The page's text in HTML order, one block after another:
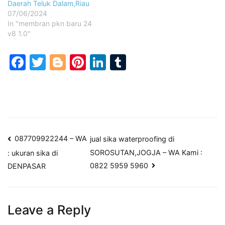
Daerah Teluk Dalam,Riau
07/06/2024
In "membran pkn baru 24
v8 1.0"
Facebook
Twitter
Blogger
Pinterest
LinkedIn
Post
navigation
087709922244 – WA
: ukuran sika di
DENPASAR
jual sika waterproofing di
SOROSUTAN,JOGJA – WA Kami :
0822 5959 5960
Leave a Reply